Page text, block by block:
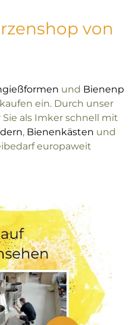
von
und Bienenp
ein. Durch unser
als Imker schnell mit
, Bienenkästen und
europaweit